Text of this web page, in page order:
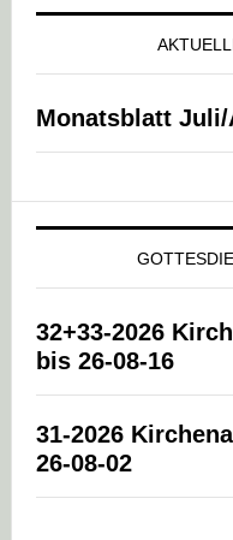
Monatsblatt Juli/
32+33-2026
bis 26-08-16
31-2026
26-08-02